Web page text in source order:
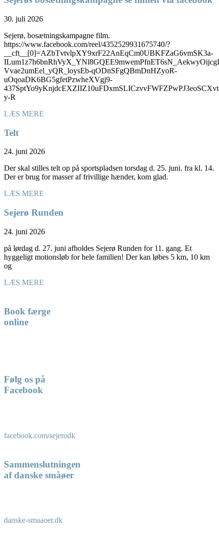
30. juli 2026
Sejerø, bosætningskampagne film.
https://www.facebook.com/reel/4352529931675740/?
__cft__[0]=AZbTvtvlpXY9xrF22AnEqCm0UBKFZaG6vmSK3a-
Vvae2umEel_yQR_loysEb-qODnSFgQBmDnHZyoR-
uOqoaDK6BG5gfetPzwheXVgj9-
y-R
LÆS MERE
Telt
24. juni 2026
Der skal stilles telt op på sportspladsen torsdag d. 25. juni. fra kl. 14.
Der er brug for masser af frivillige hænder, kom glad.
LÆS MERE
Sejerø Runden
24. juni 2026
på lørdag d. 27. juni afholdes Sejerø Runden for 11. gang. Et
hyggeligt motionsløb for hele familien! Der kan løbes 5 km, 10 km
og
LÆS MERE
Book færge
online
Følg os på
Facebook
facebook.com/sejerodk
Sammenslutningen
af danske småøer
danske-smaaoer.dk